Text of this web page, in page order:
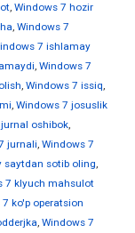
, Windows 7 hozir
, Windows 7
7 ishlamay
, Windows 7
, Windows 7 issiq,
, Windows 7 josuslik
oshibok,
jurnali, Windows 7
saytdan sotib oling,
7 klyuch mahsulot
ko'p operatsion
, Windows 7